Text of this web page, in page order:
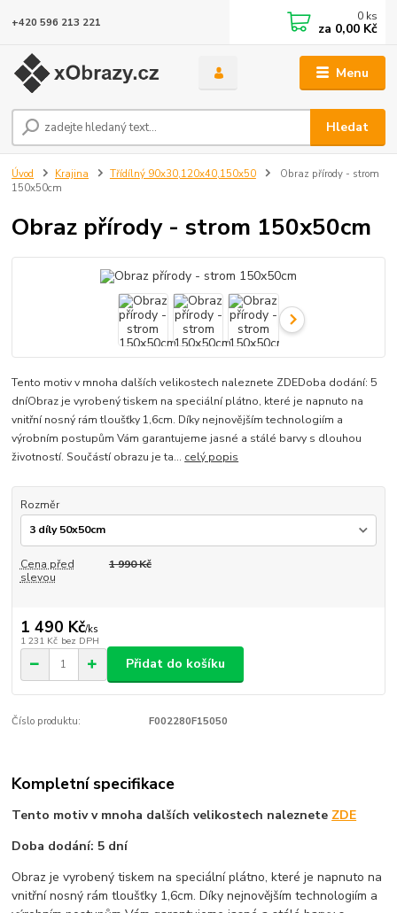
Menu
Hledat
+420 596 213 221 0 ks
za 0,00 Kč
Úvod Krajina Třídílný 90x30,120x40,150x50
Obraz přírody - strom
150x50cm
Obraz přírody - strom 150x50cm
Tento motiv v mnoha dalších velikostech naleznete ZDEDoba dodání: 5
dníObraz je vyrobený tiskem na speciální plátno, které je napnuto na
vnitřní nosný rám tloušťky 1,6cm. Díky nejnovějším technologiím a
výrobním postupům Vám garantujeme jasné a stálé barvy s dlouhou
životností. Součástí obrazu je ta... celý popis
Rozměr
Cena před
slevou
1 990 Kč
1 490 Kč/ks
1 231 Kč bez DPH
Přidat do košíku
Číslo produktu: F002280F15050
Kompletní specifikace
Tento motiv v mnoha dalších velikostech naleznete ZDE
Doba dodání: 5 dní
Obraz je vyrobený tiskem na speciální plátno, které je napnuto na
vnitřní nosný rám tloušťky 1,6cm. Díky nejnovějším technologiím a